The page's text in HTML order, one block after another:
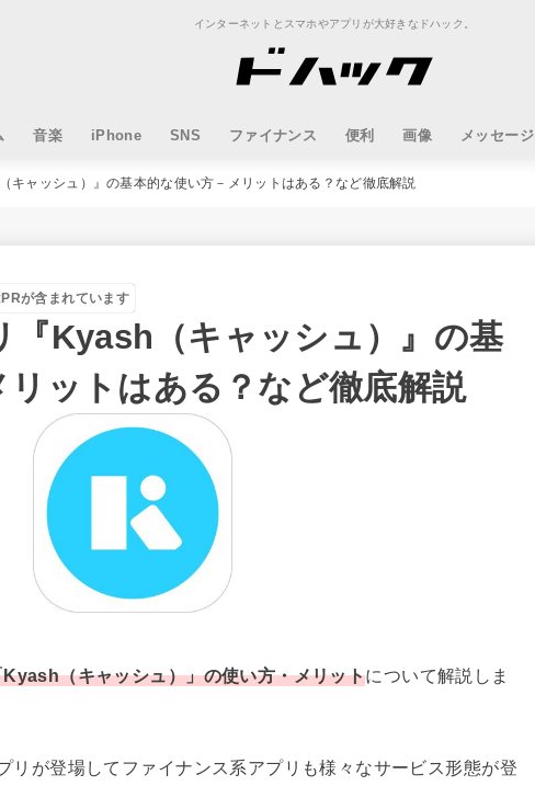
インターネットとスマホやアプリが大好きなドハック。
音楽 iPhone SNS ファイナンス 便利 画像 メッセージ
キャッシュ）』の基本的な使い方－メリットはある？など徹底解説
が含まれています
『Kyash（キャッシュ）』の基
ットはある？など徹底解説
（キャッシュ）」の使い方・メリットについて解説しま
リが登場してファイナンス系アプリも様々なサービス形態が登